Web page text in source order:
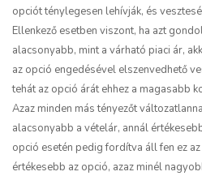
opciót ténylegesen lehívják, és
Ellenkező esetben viszont, ha azt
alacsonyabb, mint a várható piaci ár,
az opció engedésével elszenvedhető
tehát az opció árát ehhez a magasabb
Azaz minden más tényezőt
alacsonyabb a vételár, annál
opció esetén pedig fordítva áll fen ez
értékesebb az opció, azaz minél